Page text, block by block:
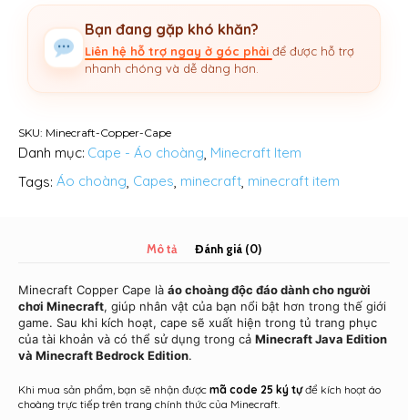
(Java
Bedrock)
Key
Đồng
số
lượng
Bạn đang gặp khó khăn?
Liên hệ hỗ trợ ngay ở góc phải để được hỗ trợ
nhanh chóng và dễ dàng hơn.
SKU: Minecraft-Copper-Cape
Danh mục: Cape - Áo choàng Minecraft Item
Tags: Áo choàng Capes minecraft minecraft item
Mô tả Đánh giá (0)
Minecraft Copper Cape là áo choàng độc đáo dành cho người
chơi Minecraft, giúp nhân vật của bạn nổi bật hơn trong thế giới
game. Sau khi kích hoạt, cape sẽ xuất hiện trong tủ trang phục
của tài khoản và có thể sử dụng trong cả Minecraft Java Edition
và Minecraft Bedrock Edition.
Khi mua sản phẩm, bạn sẽ nhận được mã code 25 ký tựđể kích hoạt áo
choàng trực tiếp trên trang chính thức của Minecraft.